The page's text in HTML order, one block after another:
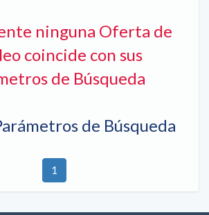
ninguna Oferta de
coincide con sus
de Búsqueda
de Búsqueda
1